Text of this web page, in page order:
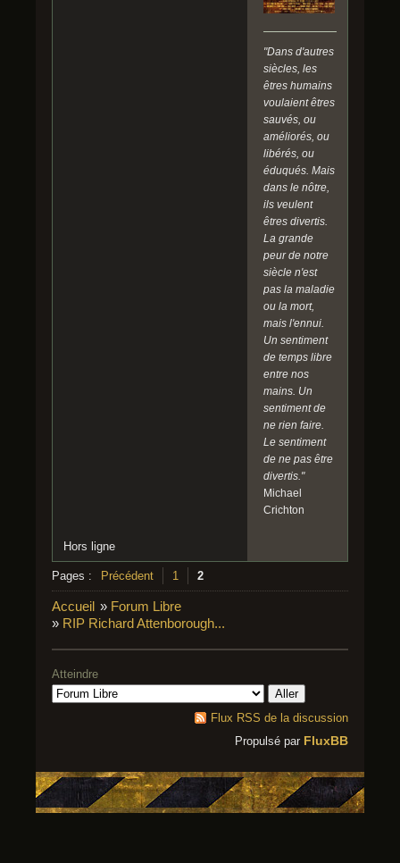
"Dans d'autres
siècles, les
êtres humains
voulaient êtres
sauvés, ou
améliorés, ou
libérés, ou
éduqués. Mais
dans le nôtre,
ils veulent
êtres divertis.
La grande
peur de notre
siècle n'est
pas la maladie
ou la mort,
mais l'ennui.
Un sentiment
de temps libre
entre nos
mains. Un
sentiment de
ne rien faire.
Le sentiment
de ne pas être
divertis."
Michael
Crichton
Hors ligne
Pages : Précédent 1 2
Accueil » Forum Libre
» RIP Richard Attenborough...
Atteindre
Flux RSS de la discussion
Propulsé par FluxBB